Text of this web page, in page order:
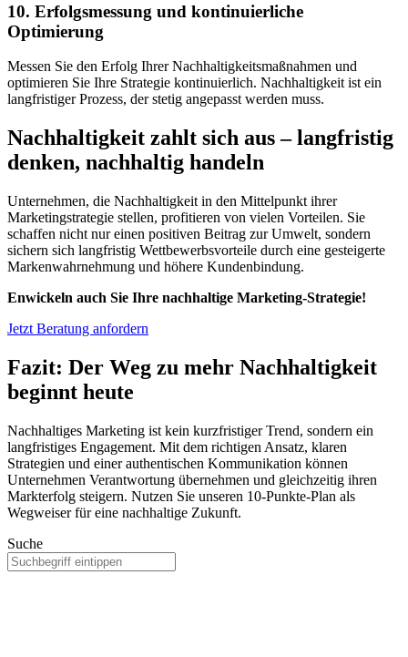
10. Erfolgsmessung und kontinuierliche
Optimierung
Messen Sie den Erfolg Ihrer Nachhaltigkeitsmaßnahmen und
optimieren Sie Ihre Strategie kontinuierlich. Nachhaltigkeit ist ein
langfristiger Prozess, der stetig angepasst werden muss.
Nachhaltigkeit zahlt sich aus – langfristig
denken, nachhaltig handeln
Unternehmen, die Nachhaltigkeit in den Mittelpunkt ihrer
Marketingstrategie stellen, profitieren von vielen Vorteilen. Sie
schaffen nicht nur einen positiven Beitrag zur Umwelt, sondern
sichern sich langfristig Wettbewerbsvorteile durch eine gesteigerte
Markenwahrnehmung und höhere Kundenbindung.
Enwickeln auch Sie Ihre nachhaltige Marketing-Strategie!
Jetzt Beratung anfordern
Fazit: Der Weg zu mehr Nachhaltigkeit
beginnt heute
Nachhaltiges Marketing ist kein kurzfristiger Trend, sondern ein
langfristiges Engagement. Mit dem richtigen Ansatz, klaren
Strategien und einer authentischen Kommunikation können
Unternehmen Verantwortung übernehmen und gleichzeitig ihren
Markterfolg steigern. Nutzen Sie unseren 10-Punkte-Plan als
Wegweiser für eine nachhaltige Zukunft.
Suche